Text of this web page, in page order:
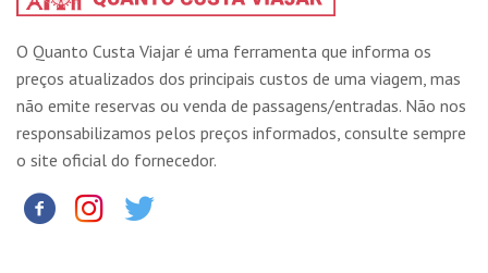
O Quanto Custa Viajar é uma ferramenta que informa os
preços atualizados dos principais custos de uma viagem, mas
não emite reservas ou venda de passagens/entradas. Não nos
responsabilizamos pelos preços informados, consulte sempre
o site oficial do fornecedor.